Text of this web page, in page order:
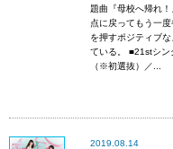
題曲『母校へ帰れ
点に戻ってもう一
を押すポジティブ
ている。 ■21stシン
（※初選抜）／...
2019.08.14